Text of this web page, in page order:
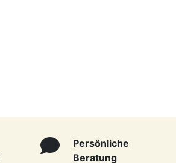
Persönliche
Beratung